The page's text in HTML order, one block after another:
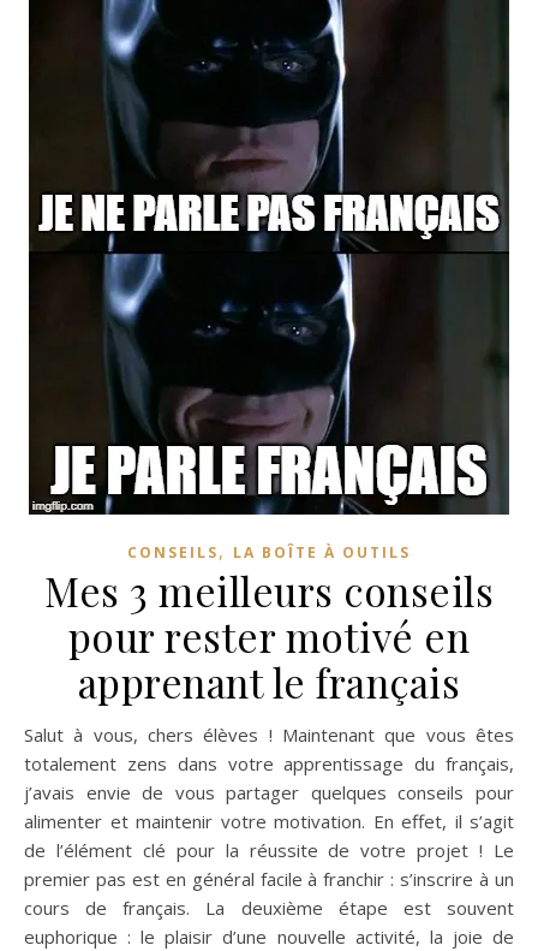
CONSEILS, LA BOÎTE À OUTILS
Mes 3 meilleurs conseils
pour rester motivé en
apprenant le français
Salut à vous, chers élèves ! Maintenant que vous êtes
totalement zens dans votre apprentissage du français,
j’avais envie de vous partager quelques conseils pour
alimenter et maintenir votre motivation. En effet, il s’agit
de l’élément clé pour la réussite de votre projet ! Le
premier pas est en général facile à franchir : s’inscrire à un
cours de français. La deuxième étape est souvent
euphorique : le plaisir d’une nouvelle activité, la joie de